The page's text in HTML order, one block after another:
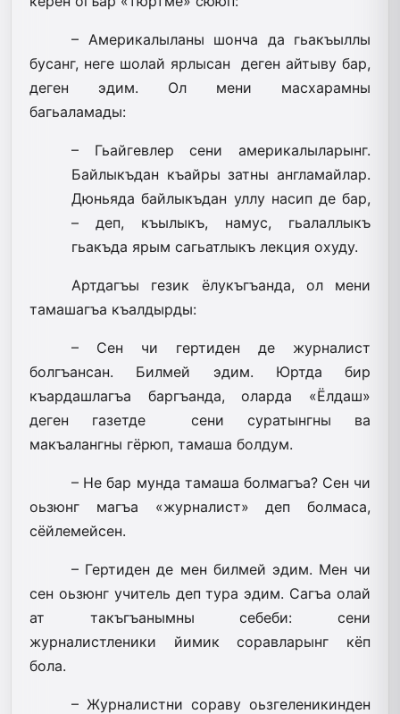
– Америкалыланы шонча да гьакъыллы
бусанг, неге шолай ярлысан деген айтыву бар,
деген эдим. Ол мени масхарамны
багьаламады:
– Гьайгевлер сени америкалыларынг.
Байлыкъдан къайры затны англамайлар.
Дюньяда байлыкъдан уллу насип де бар,
– деп, къылыкъ, намус, гьалаллыкъ
гьакъда ярым сагьатлыкъ лекция охуду.
Артдагъы гезик ёлукъгъанда, ол мени
тамашагъа къалдырды:
– Сен чи гертиден де журналист
болгъансан. Билмей эдим. Юртда бир
къардашлагъа баргъанда, оларда «Ёлдаш»
деген газетде сени суратынгны ва
макъалангны гёрюп, тамаша болдум.
– Не бар мунда тамаша болмагъа? Сен чи
­оьзюнг магъа «журналист» деп болмаса,
сёйлемейсен.
– Гертиден де мен билмей эдим. Мен чи
сен оьзюнг учитель деп тура эдим. Сагъа олай
ат такъгъанымны себеби: сени
журналистленики йимик соравларынг кёп
бола.
– Журналистни сораву оьзгеленикинден